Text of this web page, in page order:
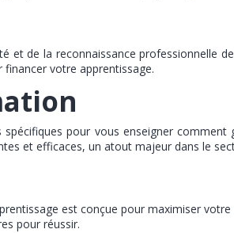
et de la reconnaissance professionnelle
votre apprentissage.
pour vous enseigner comment
et efficaces, un atout majeur dans le
est conçue pour maximiser
pour réussir.